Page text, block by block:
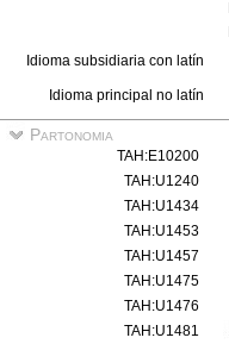
Idioma subsidiaria con latín
Idioma principal no latín
Partonomia
TAH:E10200
TAH:U1240
TAH:U1434
TAH:U1453
TAH:U1457
TAH:U1475
TAH:U1476
TAH:U1481